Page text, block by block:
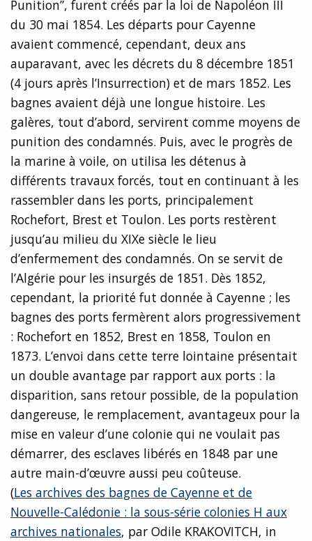
Punition”, furent créés par la loi de Napoléon III
du 30 mai 1854. Les départs pour Cayenne
avaient commencé, cependant, deux ans
auparavant, avec les décrets du 8 décembre 1851
(4 jours après l’Insurrection) et de mars 1852. Les
bagnes avaient déjà une longue histoire. Les
galères, tout d’abord, servirent comme moyens de
punition des condamnés. Puis, avec le progrès de
la marine à voile, on utilisa les détenus à
différents travaux forcés, tout en continuant à les
rassembler dans les ports, principalement
Rochefort, Brest et Toulon. Les ports restèrent
jusqu’au milieu du XIXe siècle le lieu
d’enfermement des condamnés. On se servit de
l’Algérie pour les insurgés de 1851. Dès 1852,
cependant, la priorité fut donnée à Cayenne ; les
bagnes des ports fermèrent alors progressivement
: Rochefort en 1852, Brest en 1858, Toulon en
1873. L’envoi dans cette terre lointaine présentait
un double avantage par rapport aux ports : la
disparition, sans retour possible, de la population
dangereuse, le remplacement, avantageux pour la
mise en valeur d’une colonie qui ne voulait pas
démarrer, des esclaves libérés en 1848 par une
autre main-d’œuvre aussi peu coûteuse.
(Les archives des bagnes de Cayenne et de
Nouvelle-Calédonie : la sous-série colonies H aux
archives nationales, par Odile KRAKOVITCH, in